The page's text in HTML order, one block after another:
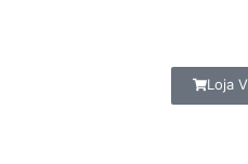
Loja